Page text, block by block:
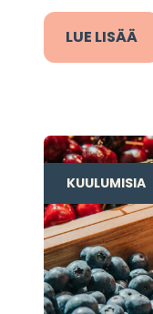
LUE LISÄÄ
KUULUMISIA